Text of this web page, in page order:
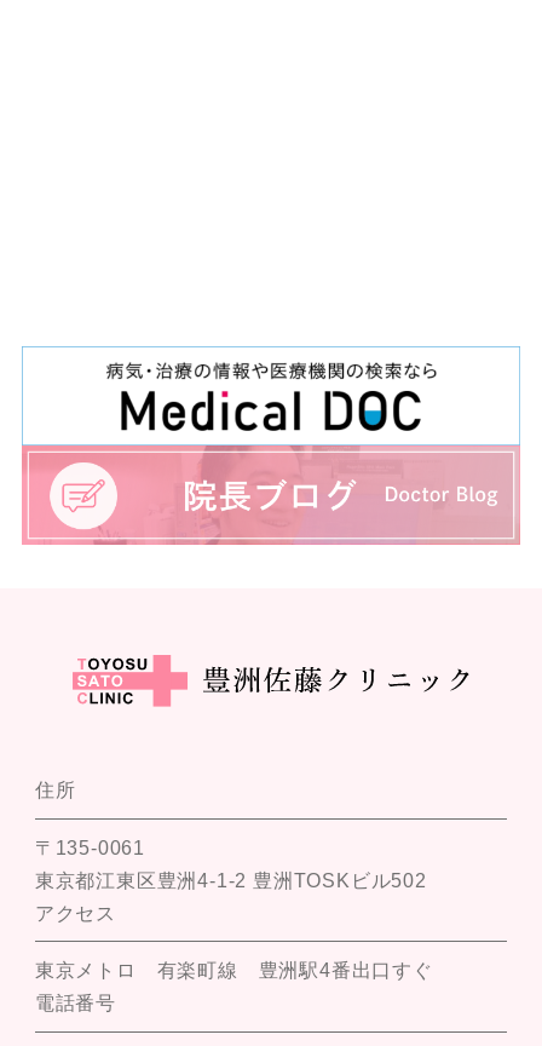
住所
〒135-0061
東京都江東区豊洲4-1-2 豊洲TOSKビル502
アクセス
東京メトロ 有楽町線 豊洲駅4番出口すぐ
電話番号